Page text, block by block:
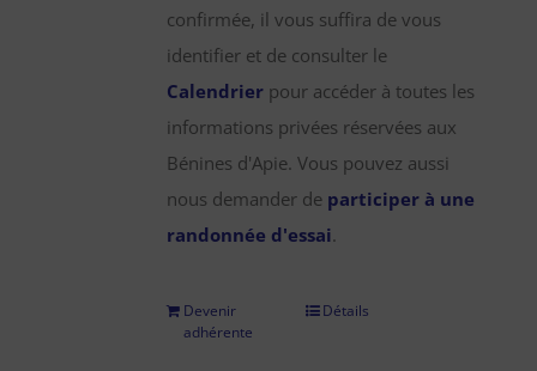
confirmée, il vous suffira de vous
identifier et de consulter le
Calendrier pour accéder à toutes les
informations privées réservées aux
Bénines d'Apie. Vous pouvez aussi
nous demander de participer à une
randonnée d'essai.
Devenir
adhérente
Détails